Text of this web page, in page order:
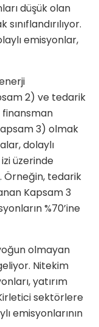
düşük olan
sınıflandırılıyor.
emisyonlar,
2) ve tedarik
finansman
3) olmak
dolaylı
üzerinde
. Örneğin, tedarik
Kapsam 3
%70’ine
olmayan
Nitekim
yatırım
sektörlere
emisyonlarının